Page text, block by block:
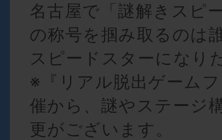
名古屋で「謎解きスピ
の称号を掴み取るのは
スピードスターになり
※『リアル脱出ゲーム
催から、謎やステージ
更がございます。